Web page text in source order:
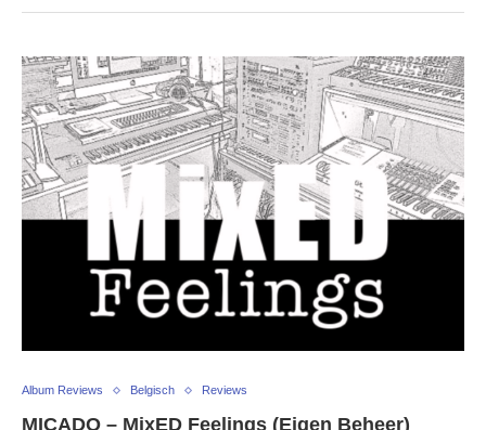
Album Reviews Belgisch Reviews
MICADO – MixED Feelings (Eigen Beheer)